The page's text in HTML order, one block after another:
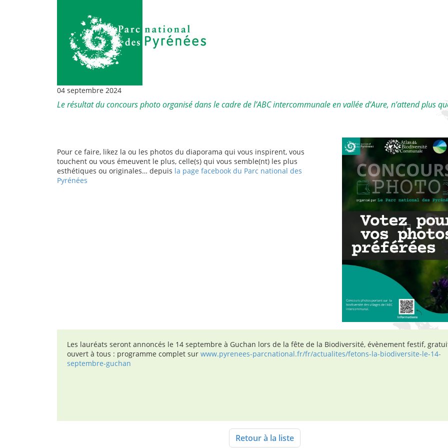
04 septembre 2024
Le résultat du concours photo organisé dans le cadre de l’ABC intercommunale en vallée d’Aure, n’attend plus
Pour ce faire, likez la ou les photos du diaporama qui vous inspirent, vous
touchent ou vous émeuvent le plus, celle(s) qui vous semble(nt) les plus
esthétiques ou originales… depuis la page facebook du Parc national des
Pyrénées
Les lauréats seront annoncés le 14 septembre à Guchan lors de la fête de la Biodiversité, évènement festif,
ouvert à tous : programme complet sur www.pyrenees-parcnational.fr/fr/actualites/fetons-la-biodiversite-le-14-
septembre-guchan
Retour à la liste